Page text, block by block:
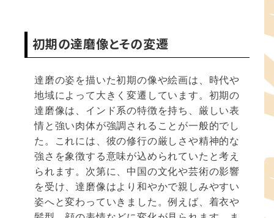
初期の達磨像とその変遷
達磨の姿を描いた初期の像や絵画は、時代や
地域によって大きく変遷しています。初期の
達磨像は、インド系の特徴を持ち、厳しい表
情と強い肉体が強調されることが一般的でし
た。これには、彼の修行の厳しさや精神的な
強さを象徴する意味が込められていたと考え
られます。次第に、中国の文化や芸術の影響
を受け、達磨像はより和やかで親しみやすい
姿へと変わっていきました。例えば、着衣や